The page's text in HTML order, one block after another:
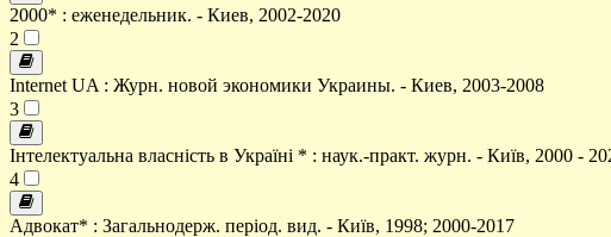
2000* : еженедельник. - Киев, 2002-2020
2
Internet UA : Журн. новой экономики Украины. - Киев, 2003-2008
3
Інтелектуальна власність в Україні * : наук.-практ. журн. - Київ, 2000 -
4
Адвокат* : Загальнодерж. період. вид. - Київ, 1998; 2000-2017